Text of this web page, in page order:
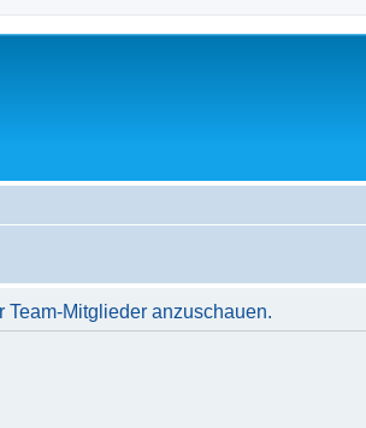
Team-Mitglieder anzuschauen.